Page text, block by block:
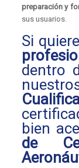
preparación y
sus usuarios.
Si
dentro
bien
de